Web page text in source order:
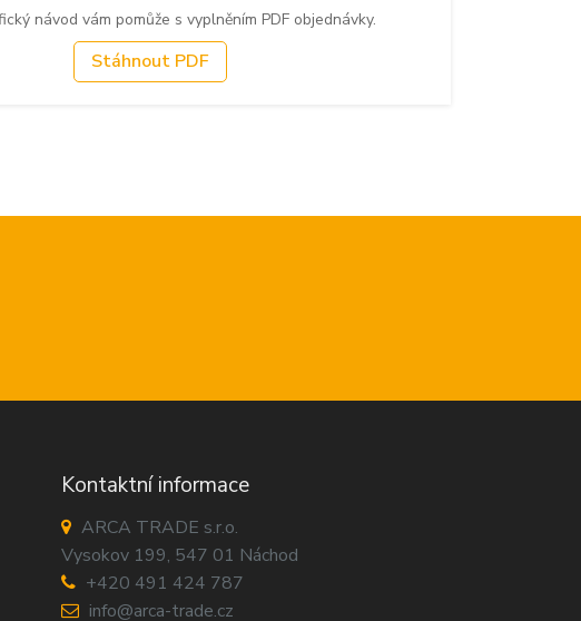
návod vám pomůže s vyplněním PDF objednávky.
Stáhnout PDF
Kontaktní informace
ARCA TRADE s.r.o.
Vysokov 199, 547 01 Náchod
+420 491 424 787
info@arca-trade.cz